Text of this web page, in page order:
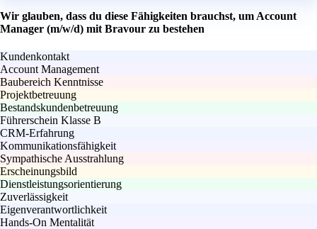
Wir glauben, dass du diese Fähigkeiten brauchst, um Account
Manager (m/w/d) mit Bravour zu bestehen
Kundenkontakt
Account Management
Baubereich Kenntnisse
Projektbetreuung
Bestandskundenbetreuung
Führerschein Klasse B
CRM-Erfahrung
Kommunikationsfähigkeit
Sympathische Ausstrahlung
Erscheinungsbild
Dienstleistungsorientierung
Zuverlässigkeit
Eigenverantwortlichkeit
Hands-On Mentalität